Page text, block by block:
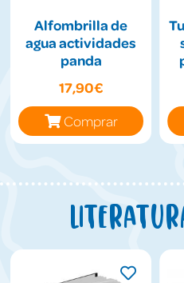
Alfombrilla de
agua actividades
panda
17,90€
Comprar